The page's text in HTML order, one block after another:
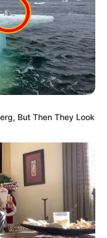
NEWS
que le
informado, por
de Alerta.
But Then They Look